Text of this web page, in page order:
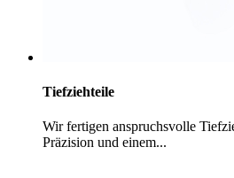
Tiefziehteile
Wir fertigen anspruchsvolle
Präzision und einem...